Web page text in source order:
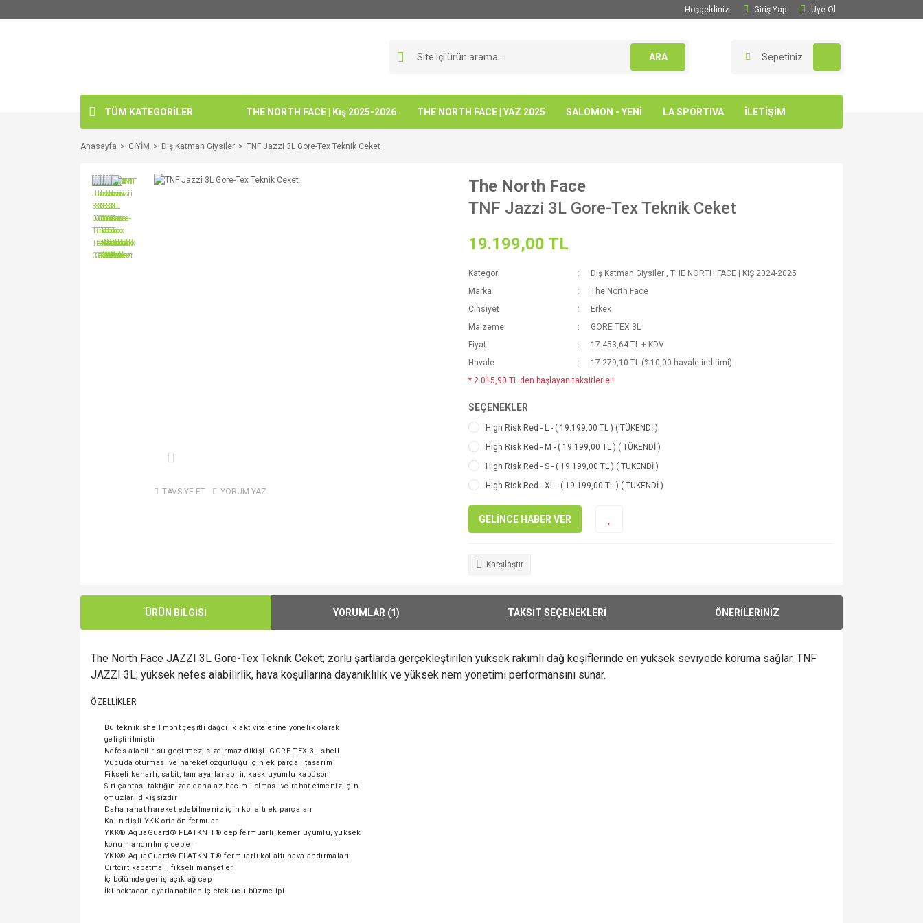
Hoşgeldiniz Giriş Yap Üye Ol
ARA Sepetiniz
TÜM KATEGORİLER THE NORTH FACE | Kış 2025-2026 THE NORTH FACE | YAZ 2025 SALOMON - YENİ LA SPORTIVA İLETİŞİM
Anasayfa GİYİM Dış Katman Giysiler TNF Jazzi 3L Gore-Tex Teknik Ceket
TAVSİYE ET YORUM YAZ
The North Face
TNF Jazzi 3L Gore-Tex Teknik Ceket
19.199,00 TL
Kategori Dış Katman Giysiler , THE NORTH FACE | KIŞ 2024-2025
Marka
The North Face
Cinsiyet
Erkek
Malzeme
GORE TEX 3L
Fiyat
17.453,64 TL + KDV
Havale
17.279,10 TL (%10,00 havale indirimi)
* 2.015,90 TL den başlayan taksitlerle!!
SEÇENEKLER
High Risk Red - L - ( 19.199,00 TL ) ( TÜKENDİ )
High Risk Red - M - ( 19.199,00 TL ) ( TÜKENDİ )
High Risk Red - S - ( 19.199,00 TL ) ( TÜKENDİ )
High Risk Red - XL - ( 19.199,00 TL ) ( TÜKENDİ )
GELİNCE HABER VER
Karşılaştır
ÜRÜN BİLGİSİ YORUMLAR (1) TAKSİT SEÇENEKLERİ ÖNERİLERİNİZ
The North Face JAZZI 3L Gore-Tex Teknik Ceket; zorlu şartlarda gerçekleştirilen yüksek rakımlı dağ keşiflerinde en yüksek seviyede koruma sağlar. TNF
JAZZI 3L; yüksek nefes alabilirlik, hava koşullarına dayanıklılık ve yüksek nem yönetimi performansını sunar.
ÖZELLİKLER
Bu teknik shell mont çeşitli dağcılık aktivitelerine yönelik olarak
geliştirilmiştir
Nefes alabilir-su geçirmez, sızdırmaz dikişli GORE-TEX 3L shell
Vücuda oturması ve hareket özgürlüğü için ek parçalı tasarım
Fikseli kenarlı, sabit, tam ayarlanabilir, kask uyumlu kapüşon
Sırt çantası taktığınızda daha az hacimli olması ve rahat etmeniz için
omuzları dikişsizdir
Daha rahat hareket edebilmeniz için kol altı ek parçaları
Kalın dişli YKK orta ön fermuar
YKK® AquaGuard® FLATKNIT® cep fermuarlı, kemer uyumlu, yüksek
konumlandırılmış cepler
YKK® AquaGuard® FLATKNIT® fermuarlı kol altı havalandırmaları
Cırtcırt kapatmalı, fikseli manşetler
İç bölümde geniş açık ağ cep
İki noktadan ayarlanabilen iç etek ucu büzme ipi